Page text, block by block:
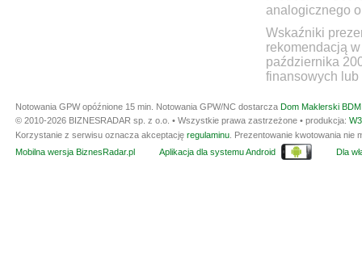
analogicznego
Wskaźniki
rekomendacją
października
finansowych lub
Notowania GPW opóźnione 15 min. Notowania GPW/NC dostarcza Dom Maklerski
© 2010-2026 BIZNESRADAR sp. z o.o. • Wszystkie prawa zastrzeżone • produkcja:
Korzystanie z serwisu oznacza akceptację regulaminu . Prezentowanie kwotowania
Mobilna wersja BiznesRadar.pl
Aplikacja dla systemu Android Dla